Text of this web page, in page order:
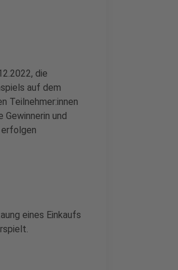
die
auf dem
Teilnehmer:innen
Gewinnerin und
eines Einkaufs